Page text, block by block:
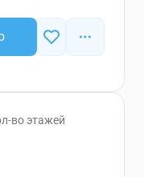
во этажей